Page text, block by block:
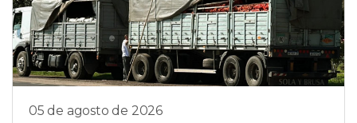
05 de agosto de 2026